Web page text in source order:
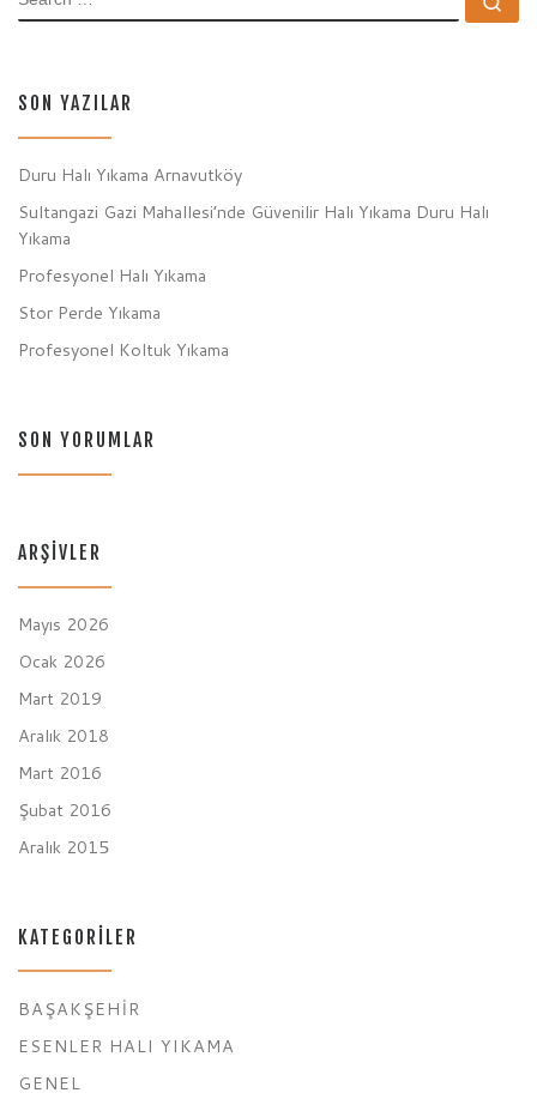
SON YAZILAR
Duru Halı Yıkama Arnavutköy
Sultangazi Gazi Mahallesi’nde Güvenilir Halı Yıkama Duru Halı
Yıkama
Profesyonel Halı Yıkama
Stor Perde Yıkama
Profesyonel Koltuk Yıkama
SON YORUMLAR
ARŞIVLER
Mayıs 2026
Ocak 2026
Mart 2019
Aralık 2018
Mart 2016
Şubat 2016
Aralık 2015
KATEGORILER
BAŞAKŞEHIR
ESENLER HALI YIKAMA
GENEL